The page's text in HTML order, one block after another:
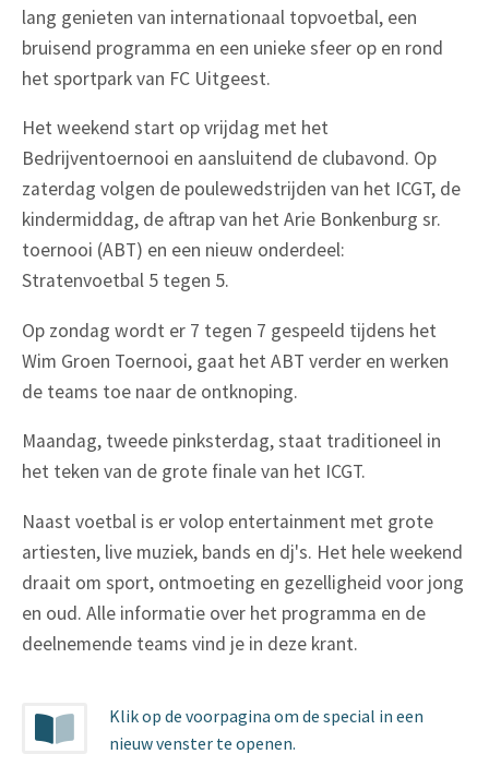
lang genieten van internationaal topvoetbal, een
bruisend programma en een unieke sfeer op en rond
het sportpark van FC Uitgeest.
Het weekend start op vrijdag met het
Bedrijventoernooi en aansluitend de clubavond. Op
zaterdag volgen de poulewedstrijden van het ICGT, de
kindermiddag, de aftrap van het Arie Bonkenburg sr.
toernooi (ABT) en een nieuw onderdeel:
Stratenvoetbal 5 tegen 5.
Op zondag wordt er 7 tegen 7 gespeeld tijdens het
Wim Groen Toernooi, gaat het ABT verder en werken
de teams toe naar de ontknoping.
Maandag, tweede pinksterdag, staat traditioneel in
het teken van de grote finale van het ICGT.
Naast voetbal is er volop entertainment met grote
artiesten, live muziek, bands en dj's. Het hele weekend
draait om sport, ontmoeting en gezelligheid voor jong
en oud. Alle informatie over het programma en de
deelnemende teams vind je in deze krant.
Klik op de voorpagina om de special in een
nieuw venster te openen.